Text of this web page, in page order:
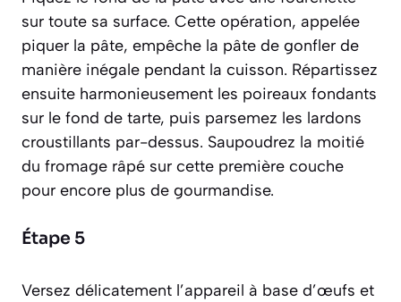
sur toute sa surface. Cette opération, appelée
piquer la pâte, empêche la pâte de gonfler de
manière inégale pendant la cuisson. Répartissez
ensuite harmonieusement les poireaux fondants
sur le fond de tarte, puis parsemez les lardons
croustillants par-dessus. Saupoudrez la moitié
du fromage râpé sur cette première couche
pour encore plus de gourmandise.
Étape 5
Versez délicatement l’appareil à base d’œufs et